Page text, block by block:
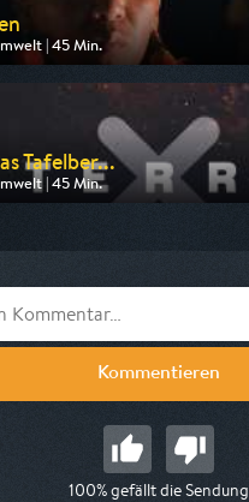
| 45 Min.
ZDF neo
13:15
Tafelber...
| 45 Min.
ZDF neo
Kommentieren
100% gefällt die Sendung